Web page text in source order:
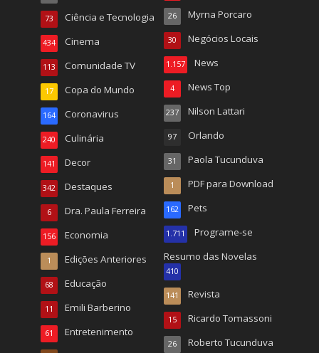
Ciência e Tecnologia
73
Cinema
434
Comunidade TV
113
Copa do Mundo
17
Coronavirus
164
Culinária
240
Decor
141
Destaques
342
Dra. Paula Ferreira
6
Economia
156
Edições Anteriores
1
Educação
68
Emili Barberino
11
Entretenimento
61
Myrna Porcaro
26
Negócios Locais
30
News
1.157
News Top
4
Nilson Lattari
237
Orlando
97
Paola Tucunduva
31
PDF para Download
1
Pets
162
Programe-se
1.711
Resumo das Novelas
410
Revista
141
Ricardo Tomassoni
15
Roberto Tucunduva
26